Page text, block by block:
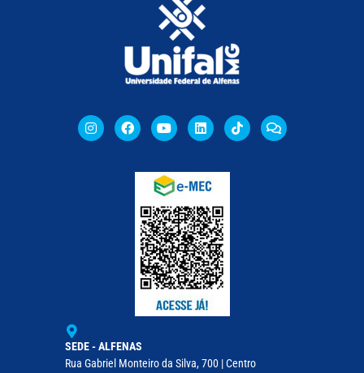
SEDE - ALFENAS
Rua Gabriel Monteiro da Silva, 700 | Centro